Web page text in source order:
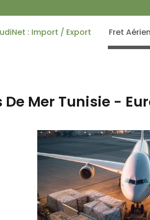
: Import / Export Fret Aérien
Mer Tunisie -